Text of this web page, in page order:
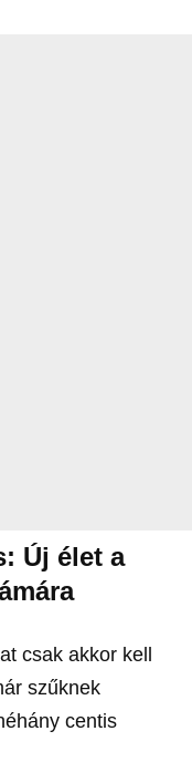
Új élet a
csak akkor kell
szűknek
centis